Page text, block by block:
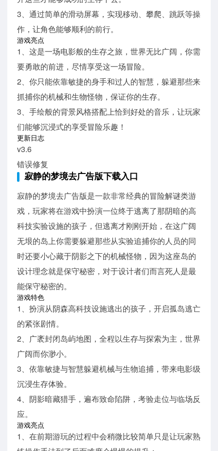
3、通过简单的滑动屏幕，实现移动、攀爬、跳跃等操
作，让角色能够顺利的前行。
游戏亮点
1、这是一场电影般的生存之旅，世界无比广阔，你需
要勇敢的前进，尽情享受这一场冒险。
2、你只能依靠敏捷的身手和过人的智慧，躲避那些来
抓捕你的机械和生物怪物，保证你的生存。
3、手绘般的背景风格搭配上恰到好处的音乐，让玩家
们能够沉浸式的享受冒险乐趣！
更新日志
v3.6
错误修复
寂静的梦境去广告版下载入口
寂静的梦境去广告版是一款非常经典的冒险解谜类游
戏，玩家将在游戏中扮演一位终于逃离了那阴暗的高
科技实验设施的孩子，但逃离才刚刚开始，在这广阔
无垠的岛上你需要躲避那些从实验追捕你的人员的同
时还要小心藏于阴影之下的机械怪物，因为这座岛的
设计理念就是保守秘密，对于设计者们而言死人是最
能保守秘密的。
游戏特色
1、扮演从阴森高科技设施逃出的孩子，开启孤岛逃亡
的紧张剧情。
2、广袤封闭岛屿地图，全程以生存与探索为主，世界
广阔而你渺小。
3、依靠敏捷与智慧躲避机械与生物追捕，带来电影级
沉浸生存体验。
4、阴影暗藏猎手，遍布致命陷阱，考验走位与临场反
应。
游戏亮点
1、在前期游玩的过程中会稍微比较简单只是让玩家熟